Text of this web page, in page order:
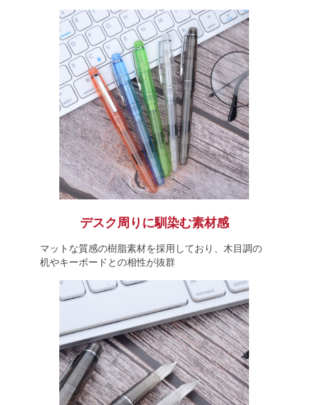
デスク周りに馴染む素材感
マットな質感の樹脂素材を採用しており、木目調の
机やキーボードとの相性が抜群